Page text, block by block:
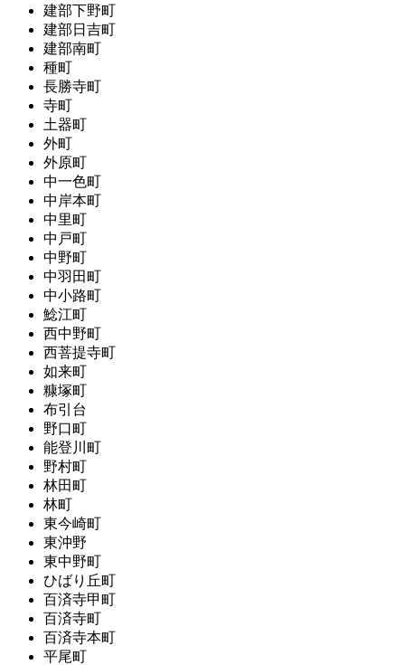
建部下野町
建部日吉町
建部南町
種町
長勝寺町
寺町
土器町
外町
外原町
中一色町
中岸本町
中里町
中戸町
中野町
中羽田町
中小路町
鯰江町
西中野町
西菩提寺町
如来町
糠塚町
布引台
野口町
能登川町
野村町
林田町
林町
東今崎町
東沖野
東中野町
ひばり丘町
百済寺甲町
百済寺町
百済寺本町
平尾町